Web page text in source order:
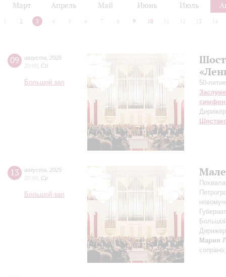
Март Апрель Май Июнь Июль
2 3 4 5 6 7 8 9 10 12 13 14
09 августа
2025
20:00 Сб
Большой зал
50-
13 августа
2025
20:00 Ср
Большой зал
Мария